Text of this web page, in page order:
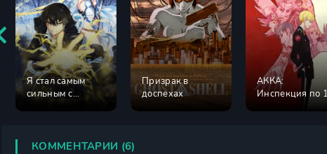
Я стал самым
сильным с
Призрак в
доспехах
АККА:
Инспекция по
КОММЕНТАРИИ (6)